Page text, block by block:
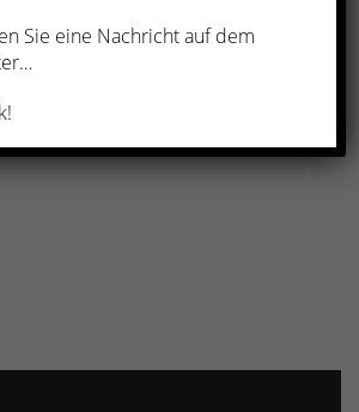
Sie eine Nachricht auf dem